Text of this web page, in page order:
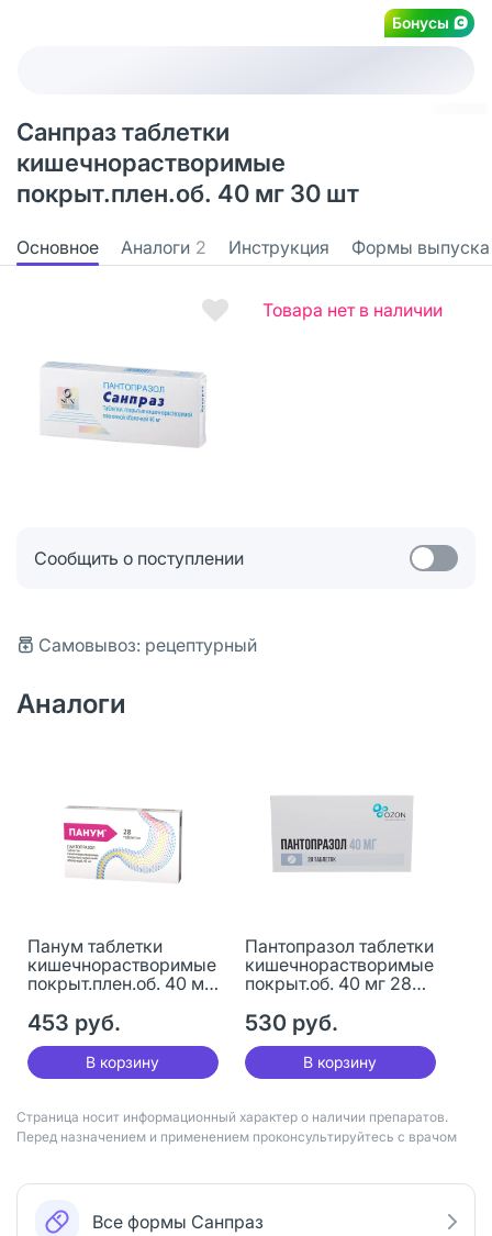
Бонусы
Санпраз таблетки
кишечнорастворимые
покрыт.плен.об. 40 мг 30 шт
Основное Аналоги 2 Инструкция Формы выпуска
Товара нет в наличии
Сообщить о поступлении
Самовывоз: рецептурный
Аналоги
Панум таблетки
кишечнорастворимые
покрыт.плен.об. 40 мг
453 руб.
В корзину
Пантопразол таблетки
кишечнорастворимые
покрыт.об. 40 мг 28
530 руб.
В корзину
Страница носит информационный характер о наличии препаратов.
Перед назначением и применением проконсультируйтесь с врачом
Все формы Санпраз